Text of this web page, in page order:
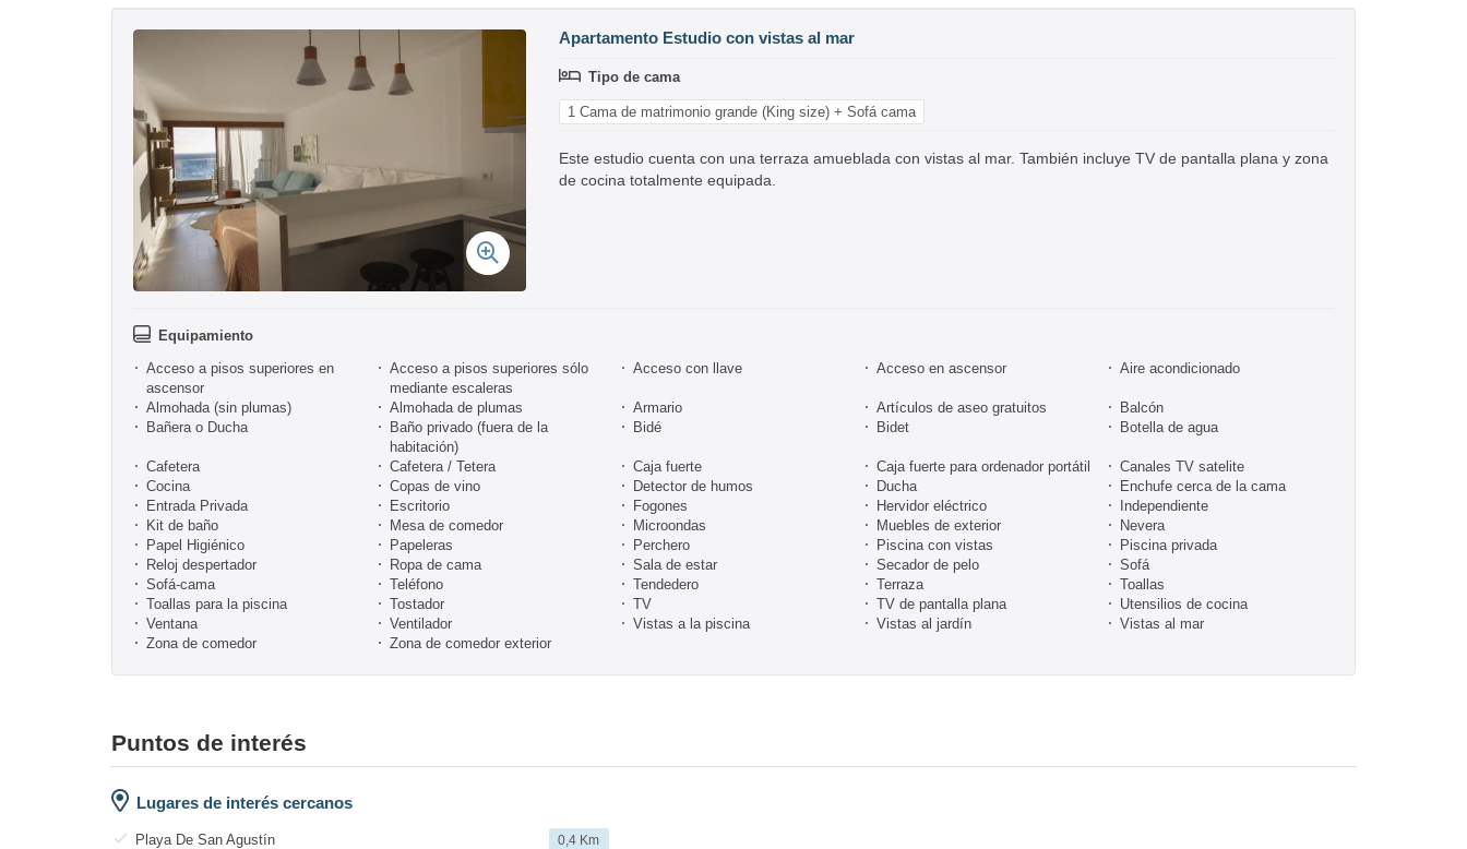
Apartamento Estudio con vistas al mar
Tipo de cama
1 Cama de matrimonio grande (King size) + Sofá cama
Este estudio cuenta con una terraza amueblada con vistas al mar. También incluye TV de pantalla plana y zona
de cocina totalmente equipada.
Equipamiento
Acceso a pisos superiores en
ascensor
Acceso a pisos superiores sólo
mediante escaleras
Acceso con llave Acceso en ascensor Aire acondicionado
Almohada (sin plumas) Almohada de plumas Armario Artículos de aseo gratuitos
Balcón
Bañera o Ducha
Baño privado (fuera de la
habitación)
Bidé Bidet Botella de agua
Cafetera Cafetera / Tetera Caja fuerte Caja fuerte para ordenador portátil
Canales TV satelite
Cocina
Copas de vino Detector de humos Ducha
Enchufe cerca de la cama
Entrada Privada
Escritorio Fogones Hervidor eléctrico
Independiente
Kit de baño
Mesa de comedor Microondas Muebles de exterior
Nevera
Papel Higiénico
Papeleras Perchero Piscina con vistas
Piscina privada
Reloj despertador
Ropa de cama Sala de estar Secador de pelo
Sofá
Sofá-cama
Teléfono Tendedero Terraza
Toallas
Toallas para la piscina
Tostador TV TV de pantalla plana
Utensilios de cocina
Ventana
Ventilador Vistas a la piscina Vistas al jardín
Vistas al mar
Zona de comedor
Zona de comedor exterior
Puntos de interés
Lugares de interés cercanos
Playa De San Agustín 0,4 Km